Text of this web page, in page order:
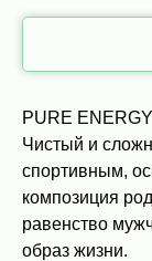
PURE ENERGY
Чистый и
спортивным,
композиция
равенство
образ жизни.